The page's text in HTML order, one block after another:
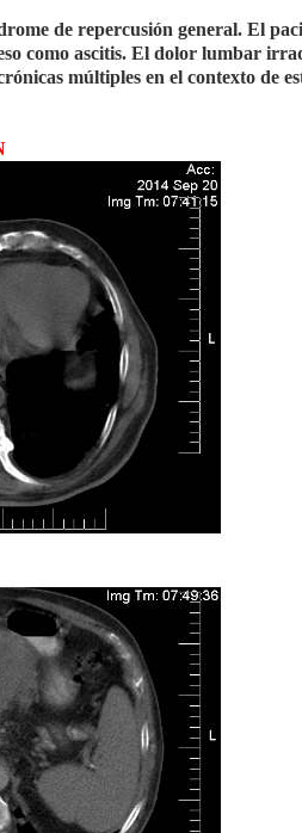
de repercusión general. El
como ascitis. El dolor lumbar
múltiples en el contexto de